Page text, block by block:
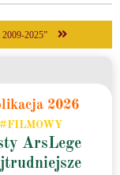
2025”
2026
#FILMOWY
ArsLege